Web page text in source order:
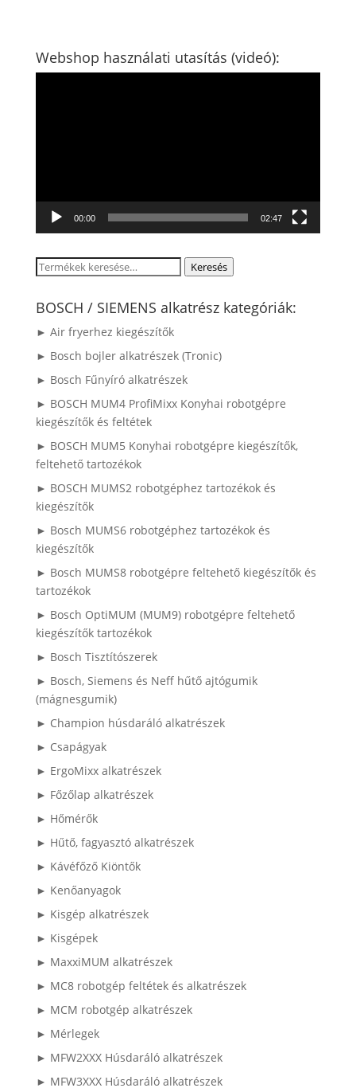
Webshop használati utasítás (videó):
00:00 02:47
Keresés
következőre:
Keresés
BOSCH / SIEMENS alkatrész kategóriák:
► Air fryerhez kiegészítők
► Bosch bojler alkatrészek (Tronic)
► Bosch Fűnyíró alkatrészek
► BOSCH MUM4 ProfiMixx Konyhai robotgépre
kiegészítők és feltétek
► BOSCH MUM5 Konyhai robotgépre kiegészítők,
feltehető tartozékok
► BOSCH MUMS2 robotgéphez tartozékok és
kiegészítők
► Bosch MUMS6 robotgéphez tartozékok és
kiegészítők
► Bosch MUMS8 robotgépre feltehető kiegészítők és
tartozékok
► Bosch OptiMUM (MUM9) robotgépre feltehető
kiegészítők tartozékok
► Bosch Tisztítószerek
► Bosch, Siemens és Neff hűtő ajtógumik
(mágnesgumik)
► Champion húsdaráló alkatrészek
► Csapágyak
► ErgoMixx alkatrészek
► Főzőlap alkatrészek
► Hőmérők
► Hűtő, fagyasztó alkatrészek
► Kávéfőző Kiöntők
► Kenőanyagok
► Kisgép alkatrészek
► Kisgépek
► MaxxiMUM alkatrészek
► MC8 robotgép feltétek és alkatrészek
► MCM robotgép alkatrészek
► Mérlegek
► MFW2XXX Húsdaráló alkatrészek
► MFW3XXX Húsdaráló alkatrészek